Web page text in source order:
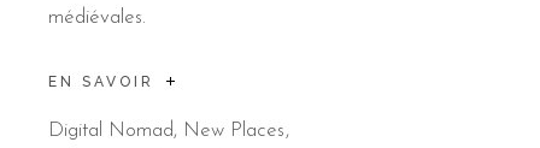
médiévales.
EN SAVOIR
Digital Nomad, New Places